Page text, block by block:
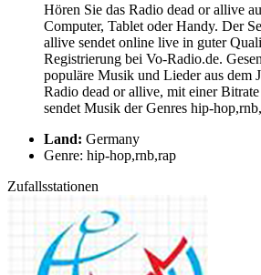
Hören Sie das Radio dead or allive
Computer, Tablet oder Handy. Der
allive sendet online live in guter
Registrierung bei Vo-Radio.de.
populäre Musik und Lieder aus dem
Radio dead or allive, mit einer
sendet Musik der Genres hip-
Land: Germany
Genre: hip-hop,rnb,rap
Zufallsstationen